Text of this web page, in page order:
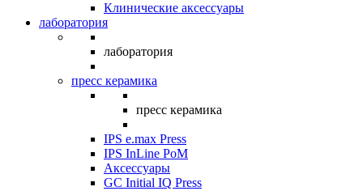
Клинические аксессуары
лаборатория
лаборатория
пресс керамика
пресс керамика
IPS e.max Press
IPS InLine PoM
Аксессуары
GC Initial IQ Press